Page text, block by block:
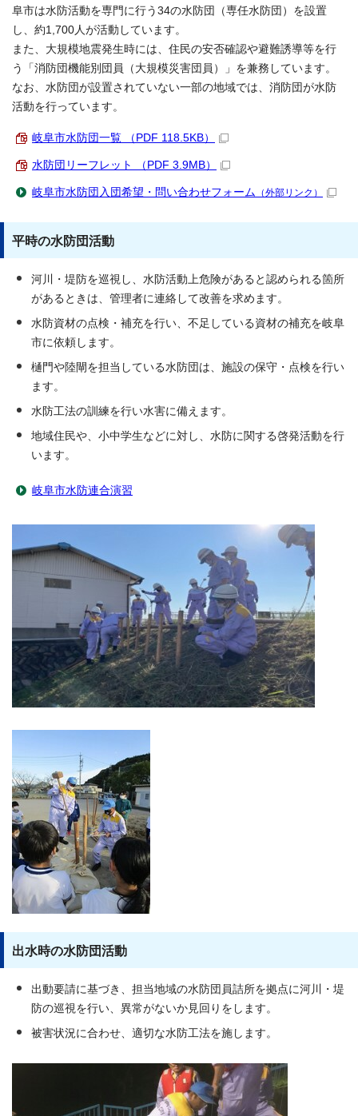
阜市は水防活動を専門に行う34の水防団（専任水防団）を設置
し、約1,700人が活動しています。
また、大規模地震発生時には、住民の安否確認や避難誘導等を行
う「消防団機能別団員（大規模災害団員）」を兼務しています。
なお、水防団が設置されていない一部の地域では、消防団が水防
活動を行っています。
岐阜市水防団一覧 （PDF 118.5KB）
水防団リーフレット （PDF 3.9MB）
岐阜市水防団入団希望・問い合わせフォーム （外部リンク）
平時の水防団活動
河川・堤防を巡視し、水防活動上危険があると認められる箇所
があるときは、管理者に連絡して改善を求めます。
水防資材の点検・補充を行い、不足している資材の補充を岐阜
市に依頼します。
樋門や陸閘を担当している水防団は、施設の保守・点検を行い
ます。
水防工法の訓練を行い水害に備えます。
地域住民や、小中学生などに対し、水防に関する啓発活動を行
います。
岐阜市水防連合演習
出水時の水防団活動
出動要請に基づき、担当地域の水防団員詰所を拠点に河川・堤
防の巡視を行い、異常がないか見回りをします。
被害状況に合わせ、適切な水防工法を施します。